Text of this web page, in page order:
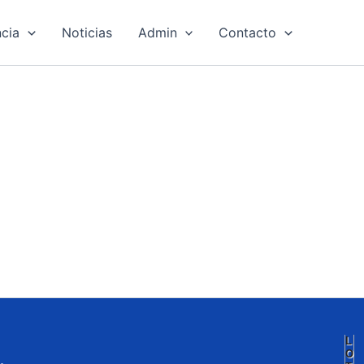
Noticias Admin Contacto
L
O